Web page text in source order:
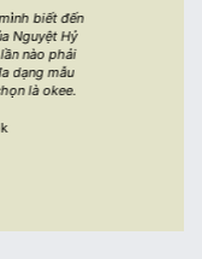
biết đến
Nguyệt Hỷ
nào phải
dạng mẫu
là okee.